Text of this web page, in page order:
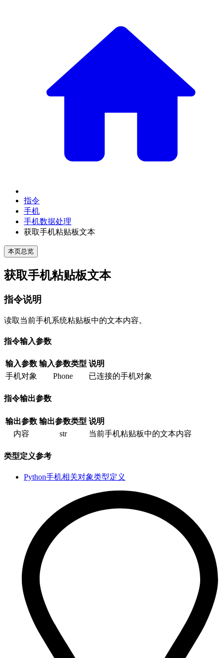
指令
手机
手机数据处理
获取手机粘贴板文本
本页总览
获取手机粘贴板文本
指令说明
读取当前手机系统粘贴板中的文本内容。
指令输入参数
输入参数 输入参数类型 说明
手机对象
Phone 已连接的手机对象
指令输出参数
输出参数 输出参数类型 说明
内容
str 当前手机粘贴板中的文本内容
类型定义参考
Python手机相关对象类型定义